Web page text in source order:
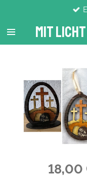
springen Mit Licht
18,00